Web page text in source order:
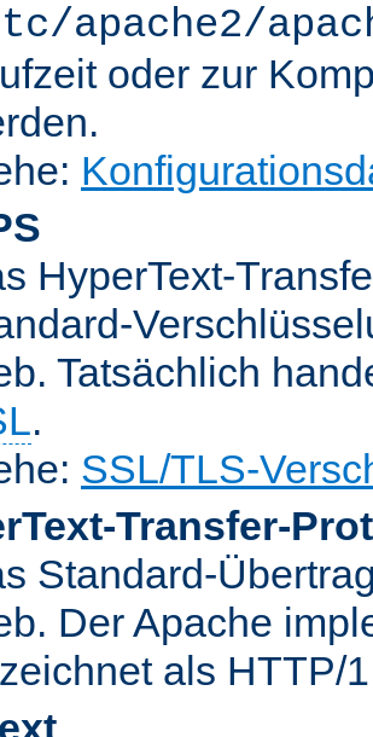
apache2/
oder zur
HyperText-
Tatsächlich
.
SSL/TLS-
Transfer-
Standard-
Der Apache
als HTTP/